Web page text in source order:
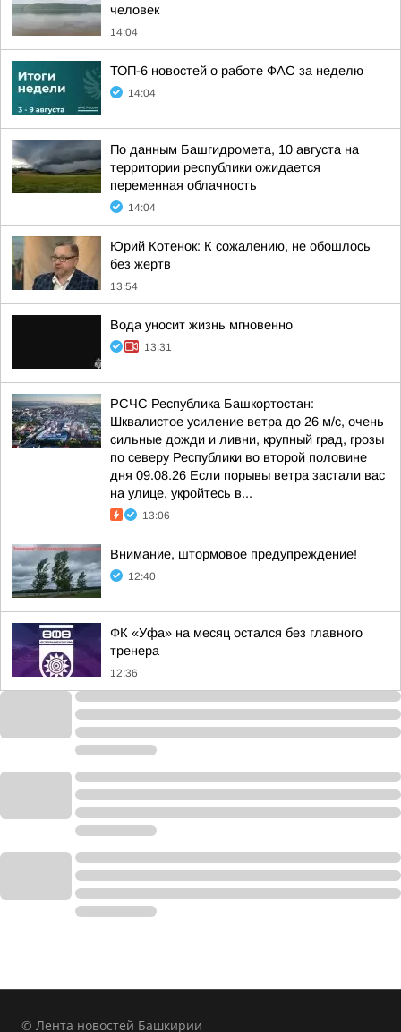
человек
14:04
ТОП-6 новостей о работе ФАС за неделю
14:04
По данным Башгидромета, 10 августа на
территории республики ожидается
переменная облачность
14:04
Юрий Котенок: К сожалению, не обошлось
без жертв
13:54
Вода уносит жизнь мгновенно
13:31
РСЧС Республика Башкортостан:
Шквалистое усиление ветра до 26 м/с, очень
сильные дожди и ливни, крупный град, грозы
по северу Республики во второй половине
дня 09.08.26 Если порывы ветра застали вас
на улице, укройтесь в...
13:06
Внимание, штормовое предупреждение!
12:40
ФК «Уфа» на месяц остался без главного
тренера
12:36
© Лента новостей Башкирии